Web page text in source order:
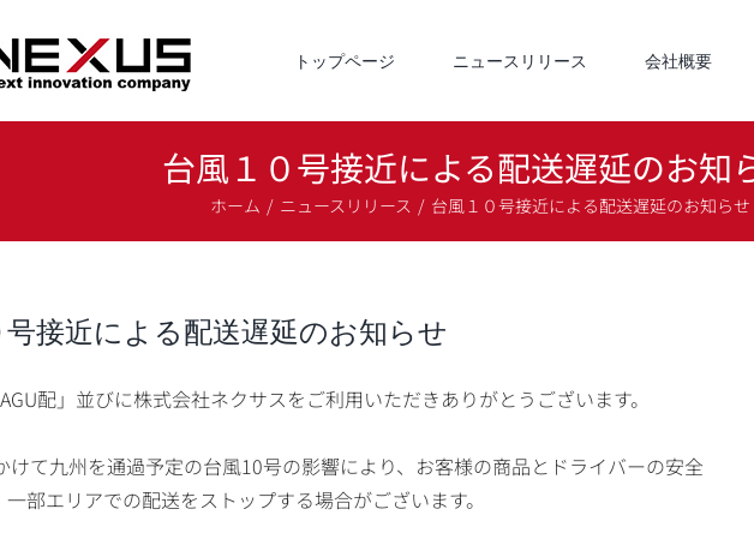
トップページ ニュースリリース 会社概要
台風１０号接近による配送遅延のお知
ホーム ニュースリリース 台風１０号接近による配送遅延のお知らせ
号接近による配送遅延のお知らせ
配」並びに株式会社ネクサスをご利用いただきありがとうございます。
けて九州を通過予定の台風10号の影響により、お客様の商品とドライバーの安全
部エリアでの配送をストップする場合がございます。